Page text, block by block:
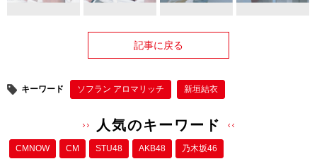
記事に戻る
キーワード ソフラン アロマリッチ 新垣結衣
人気のキーワード
CMNOW CM STU48 AKB48 乃木坂46